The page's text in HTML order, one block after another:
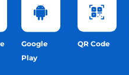
Google
Play
QR Code